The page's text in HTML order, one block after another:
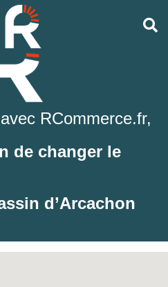
RCommerce.fr,
de changer le
d’Arcachon